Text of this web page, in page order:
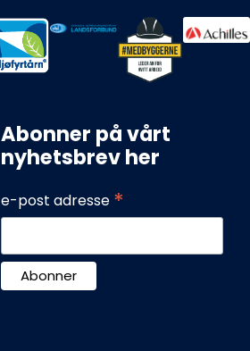
Abonner på vårt
nyhetsbrev her
e-post adresse *